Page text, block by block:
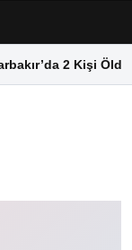
2 Kişi Öldü